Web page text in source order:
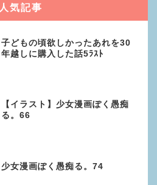
人気記事
子どもの頃欲しかったあれを30
年越しに購入した話5ﾗｽﾄ
【イラスト】少女漫画ぽく愚痴
る。66
少女漫画ぽく愚痴る。74